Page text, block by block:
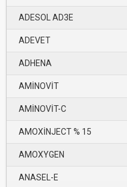
ADESOL AD3E
ADEVET
ADHENA
AMİNOVİT
AMİNOVİT-C
AMOXİNJECT % 15
AMOXYGEN
ANASEL-E